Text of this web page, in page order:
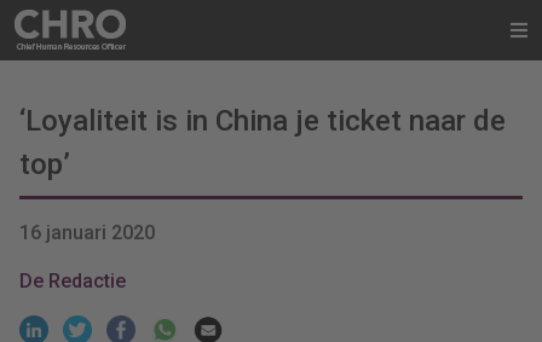
‘Loyaliteit is in China je ticket naar de
top’
16 januari 2020
De Redactie